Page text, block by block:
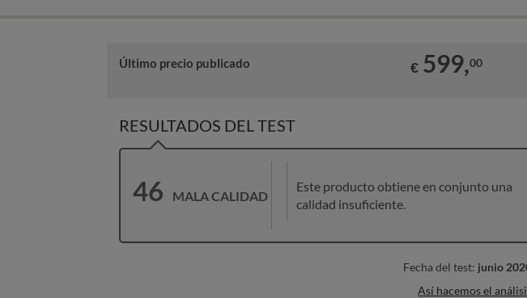
Último precio publicado € 599,00
RESULTADOS DEL TEST
46 MALA CALIDAD
Este producto obtiene en conjunto una
calidad insuficiente.
Fecha del test: junio
Así hacemos el